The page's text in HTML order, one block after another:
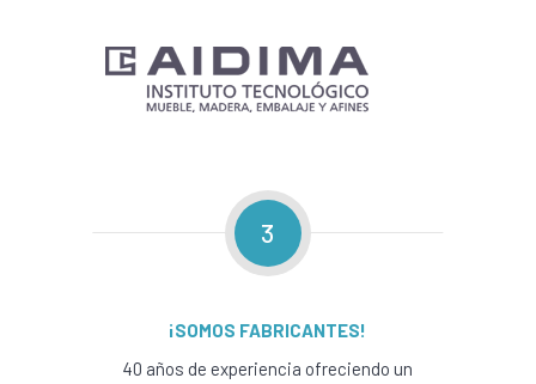
3
¡SOMOS FABRICANTES!
40 años de experiencia ofreciendo un